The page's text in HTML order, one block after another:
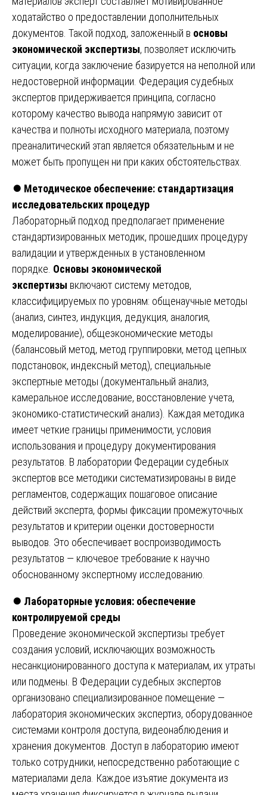
ходатайство о предоставлении дополнительных
документов. Такой подход, заложенный в основы
экономической экспертизы, позволяет исключить
ситуации, когда заключение базируется на неполной или
недостоверной информации. Федерация судебных
экспертов придерживается принципа, согласно
которому качество вывода напрямую зависит от
качества и полноты исходного материала, поэтому
преаналитический этап является обязательным и не
может быть пропущен ни при каких обстоятельствах.
⏺️ Методическое обеспечение: стандартизация
исследовательских процедур
Лабораторный подход предполагает применение
стандартизированных методик, прошедших процедуру
валидации и утвержденных в установленном
порядке. Основы экономической
экспертизы включают систему методов,
классифицируемых по уровням: общенаучные методы
(анализ, синтез, индукция, дедукция, аналогия,
моделирование), общеэкономические методы
(балансовый метод, метод группировки, метод цепных
подстановок, индексный метод), специальные
экспертные методы (документальный анализ,
камеральное исследование, восстановление учета,
экономико-статистический анализ). Каждая методика
имеет четкие границы применимости, условия
использования и процедуру документирования
результатов. В лаборатории Федерации судебных
экспертов все методики систематизированы в виде
регламентов, содержащих пошаговое описание
действий эксперта, формы фиксации промежуточных
результатов и критерии оценки достоверности
выводов. Это обеспечивает воспроизводимость
результатов — ключевое требование к научно
обоснованному экспертному исследованию.
⏺️ Лабораторные условия: обеспечение
контролируемой среды
Проведение экономической экспертизы требует
создания условий, исключающих возможность
несанкционированного доступа к материалам, их утраты
или подмены. В Федерации судебных экспертов
организовано специализированное помещение —
лаборатория экономических экспертиз, оборудованное
системами контроля доступа, видеонаблюдения и
хранения документов. Доступ в лабораторию имеют
только сотрудники, непосредственно работающие с
материалами дела. Каждое изъятие документа из